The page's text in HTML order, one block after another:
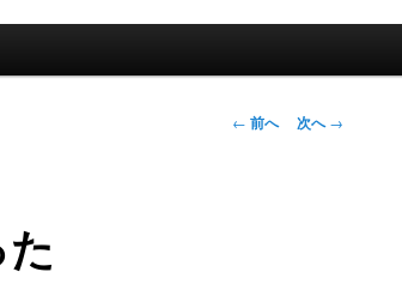
投
← 前へ 次へ→